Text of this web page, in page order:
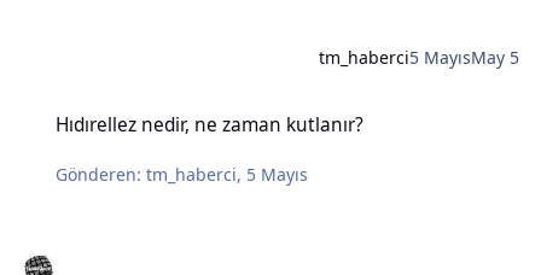
tm_haberci5 MayısMay 5
Hıdırellez nedir, ne zaman kutlanır?
Gönderen:tm_haberci, 5 Mayıs